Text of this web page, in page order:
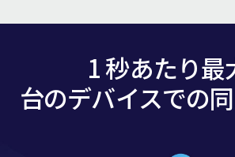
1 秒あたり最
台のデバイスでの